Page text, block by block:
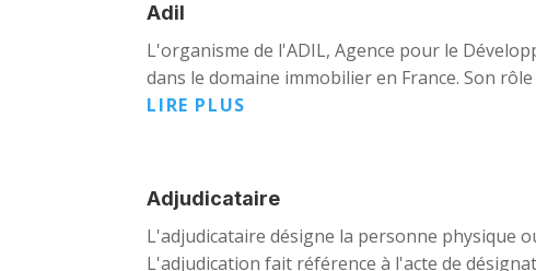
Adil
L'organisme de l'ADIL, Agence pour le
dans le domaine immobilier en France. Son
LIRE PLUS
Adjudicataire
L'adjudicataire désigne la personne physique
L'adjudication fait référence à l'acte de